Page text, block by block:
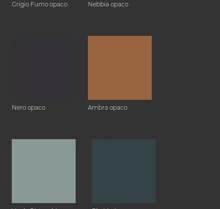
Grigio Fumo opaco Nebbia opaco
Nero opaco Ambra opaco